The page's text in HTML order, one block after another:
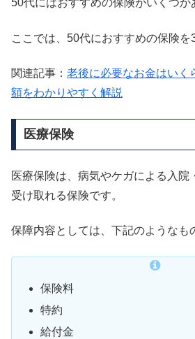
50代にはおすすめの保険がいくつか
ここでは、50代におすすめの保険を
関連記事： 老後に必要なお金はいく
額をわかりやすく解説
医療保険
医療保険は、病気やケガによる入院
受け取れる保険です。
保障内容としては、下記のようなも
保険料
特約
給付金